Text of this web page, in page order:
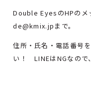
Double EyesのHPのメ
de@kmix.jpまで。
住所・氏名・電話番号
い！ LINEはNGなので